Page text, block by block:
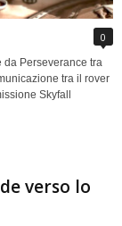
0
da Perseverance tra
tra il rover
Skyfall
verso lo